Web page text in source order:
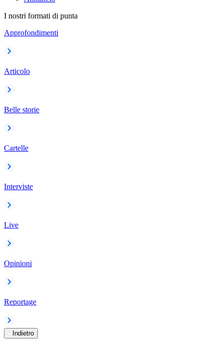
I nostri formati di punta
Approfondimenti
Articolo
Belle storie
Cartelle
Interviste
Live
Opinioni
Reportage
Indietro